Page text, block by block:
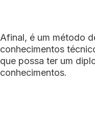
Afinal, é um método
conhecimentos
que possa ter um
conhecimentos.